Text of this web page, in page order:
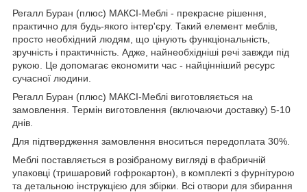
Регалл Буран (плюс) МАКСІ-Меблі - прекрасне рішення,
практично для будь-якого інтер'єру. Такий елемент меблів,
просто необхідний людям, що цінують функціональність,
зручність і практичність. Адже, найнеобхідніші речі завжди під
рукою. Це допомагає економити час - найцінніший ресурс
сучасної людини.
Регалл Буран (плюс) МАКСІ-Меблі виготовляється на
замовлення. Термін виготовлення (включаючи доставку) 5-10
днів.
Для підтвердження замовлення вноситься передоплата 30%.
Меблі поставляється в розібраному вигляді в фабричній
упаковці (тришаровий гофрокартон), в комплекті з фурнітурою
та детальною інструкцією для збірки. Всі отвори для збирання